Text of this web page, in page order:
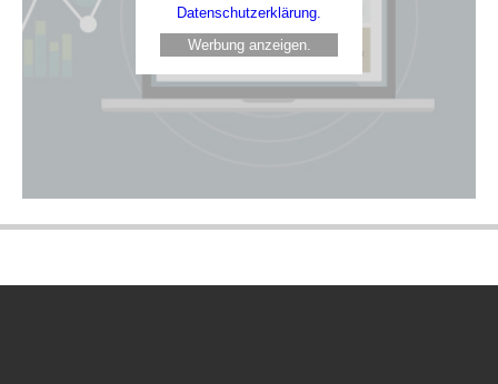
Datenschutzerklärung.
Werbung anzeigen.